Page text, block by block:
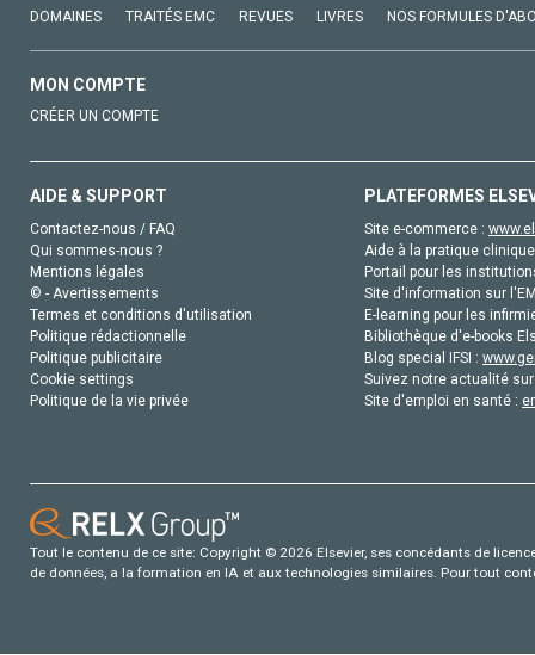
DOMAINES TRAITÉS EMC REVUES LIVRES NOS FORMULES
MON COMPTE
CRÉER UN COMPTE
AIDE & SUPPORT
Contactez-nous / FAQ
Qui sommes-nous ?
Mentions légales
© - Avertissements
Termes et conditions d'utilisation
Politique rédactionnelle
Politique publicitaire
Cookie settings
Politique de la vie privée
PLATEFORMES
Site e-commerce :
Aide à la pratique
Portail pour les
Site d'information sur
E-learning pour les
Bibliothèque d'e-books
Blog special IFSI :
Suivez notre actualité
Site d'emploi en santé :
Tout le contenu de ce site: Copyright © 2026 Elsevier, ses concédants de
de données, a la formation en IA et aux technologies similaires. Pour tout